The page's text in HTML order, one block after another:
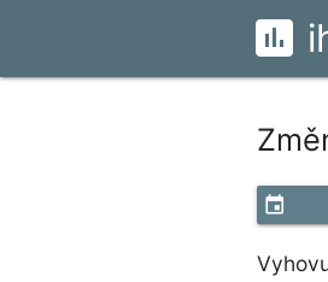
event